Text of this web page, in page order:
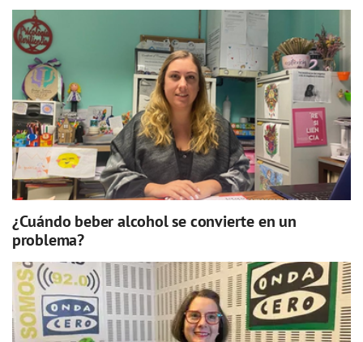
¿Cuándo beber alcohol se convierte en un
problema?